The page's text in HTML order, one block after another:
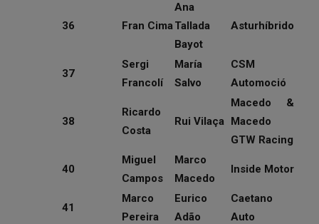
36 Fran Cima
Ana
Tallada
Bayot
Asturhíbrido
37
Sergi
Francolí
María
Salvo
CSM
Automoció
38
Ricardo
Costa
Rui Vilaça
Macedo &
Macedo
GTW Racing
40
Miguel
Campos
Marco
Macedo
Inside Motor
41
Marco
Pereira
Eurico
Adão
Caetano
Auto